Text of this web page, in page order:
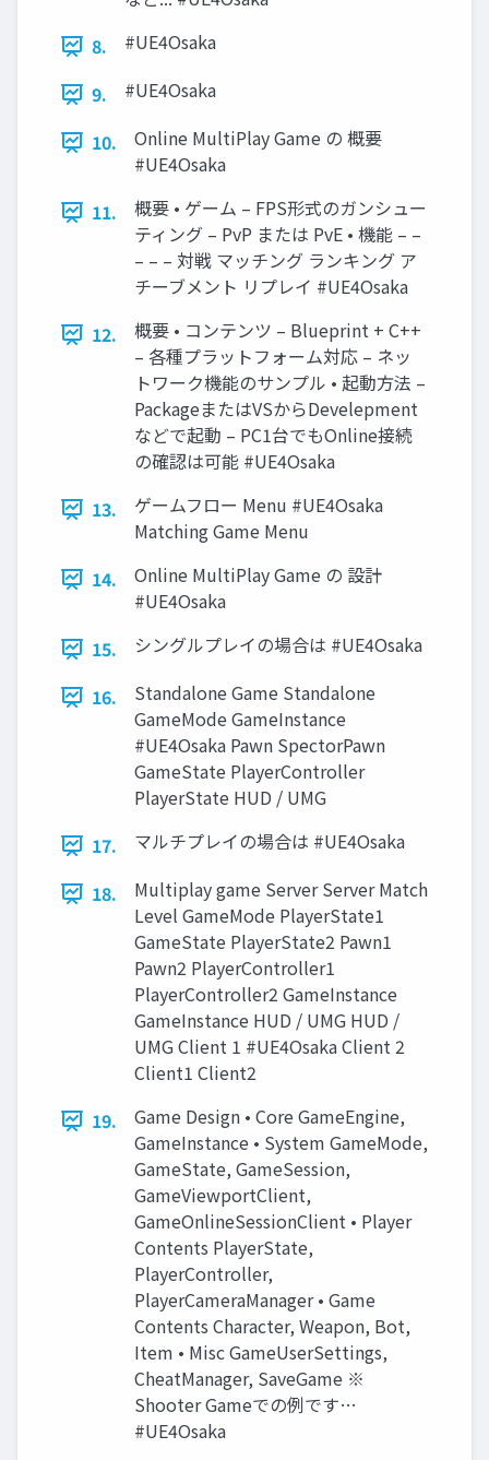
8.
#UE4Osaka
9.
#UE4Osaka
10.
Online MultiPlay Game の 概要
#UE4Osaka
11.
概要 • ゲーム – FPS形式のガンシュー
ティング – PvP または PvE • 機能 – –
– – – 対戦 マッチング ランキング ア
チーブメント リプレイ #UE4Osaka
12.
概要 • コンテンツ – Blueprint + C++
– 各種プラットフォーム対応 – ネッ
トワーク機能のサンプル • 起動方法 –
PackageまたはVSからDevelepment
などで起動 – PC1台でもOnline接続
の確認は可能 #UE4Osaka
13.
ゲームフロー Menu #UE4Osaka
Matching Game Menu
14.
Online MultiPlay Game の 設計
#UE4Osaka
15.
シングルプレイの場合は #UE4Osaka
16.
Standalone Game Standalone
GameMode GameInstance
#UE4Osaka Pawn SpectorPawn
GameState PlayerController
PlayerState HUD / UMG
17.
マルチプレイの場合は #UE4Osaka
18.
Multiplay game Server Server Match
Level GameMode PlayerState1
GameState PlayerState2 Pawn1
Pawn2 PlayerController1
PlayerController2 GameInstance
GameInstance HUD / UMG HUD /
UMG Client 1 #UE4Osaka Client 2
Client1 Client2
19.
Game Design • Core GameEngine,
GameInstance • System GameMode,
GameState, GameSession,
GameViewportClient,
GameOnlineSessionClient • Player
Contents PlayerState,
PlayerController,
PlayerCameraManager • Game
Contents Character, Weapon, Bot,
Item • Misc GameUserSettings,
CheatManager, SaveGame ※
Shooter Gameでの例です…
#UE4Osaka